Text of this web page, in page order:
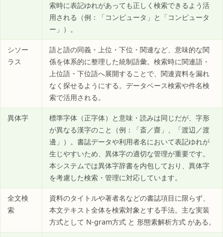
索時に表記ゆれがあっても正しく検索できるよう活
用される（例：「コンピュータ」と「コンピュータ
ー」）。
シソー
ラス
語と語の同義・上位・下位・関連など、意味的な関
係を体系的に整理した統制語彙。検索時に関連語・
上位語・下位語へ展開することで、関連資料を漏れ
なく探せるようにする。データベース検索や件名検
索で活用される。
異体字
標準字体（正字体）と意味・読みは同じだが、字形
が異なる漢字のこと（例：「斎／齋」、「渡辺／渡
邊」）。書誌データや利用者名において表記ゆれが
生じやすいため、異体字の適切な管理が重要です。
本システムでは異体字辞書を内包しており、異体字
を考慮した検索・管理に対応しています。
全文検
索
資料のタイトルや著者名などの書誌項目に限らず、
本文テキスト全体を検索対象とする手法。主な実装
方式として N-gram方式 と 形態素解析方式 がある。